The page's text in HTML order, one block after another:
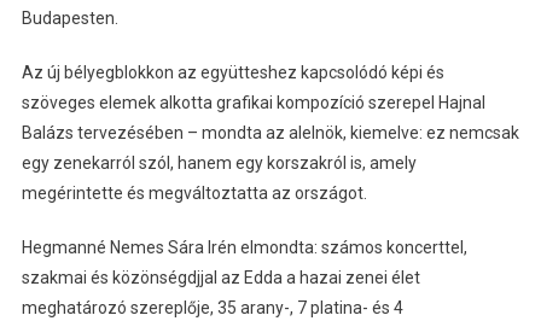
Budapesten.
Az új bélyegblokkon az együtteshez kapcsolódó képi és
szöveges elemek alkotta grafikai kompozíció szerepel Hajnal
Balázs tervezésében – mondta az alelnök, kiemelve: ez nemcsak
egy zenekarról szól, hanem egy korszakról is, amely
megérintette és megváltoztatta az országot.
Hegmanné Nemes Sára Irén elmondta: számos koncerttel,
szakmai és közönségdjjal az Edda a hazai zenei élet
meghatározó szereplője, 35 arany-, 7 platina- és 4